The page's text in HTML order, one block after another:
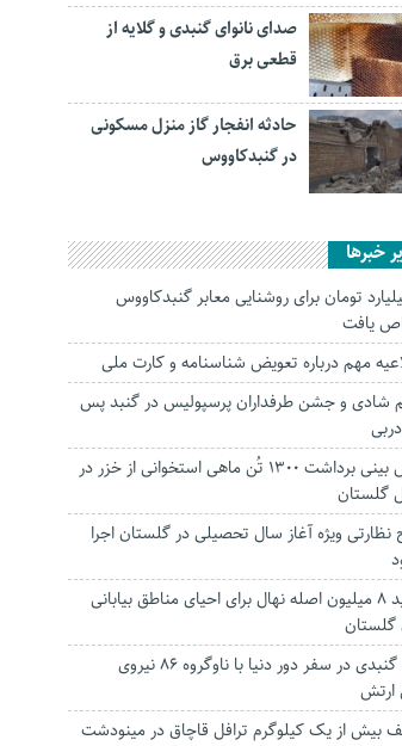
صدای نانوای گنبدی و گلایه از
قطعی برق
حادثه انفجار گاز منزل مسکونی
در گنبدکاووس
خبرها
تومان برای روشنایی معابر گنبدکاووس
یافت
مهم درباره تعویض شناسنامه و کارت ملی
شادی و جشن طرفداران پرسپولیس در گنبد پس
پیش بینی برداشت ۱۳۰۰ تُن ماهی استخوانی از خزر در
گلستان
ویژه آغاز سال تحصیلی در گلستان اجرا
تولید ۸ میلیون اصله نهال برای احیای مناطق بیابانی
گلستان
یک گنبدی در سفر دور دنیا با ناوگروه 86 نیروی
ارتش
بیش از یک کیلوگرم ترافل قاچاق در مینودشت